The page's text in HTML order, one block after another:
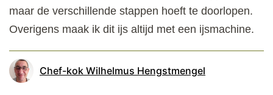
maar de verschillende stappen hoeft te doorlopen.
Overigens maak ik dit ijs altijd met een ijsmachine.
Chef-kok Wilhelmus Hengstmengel